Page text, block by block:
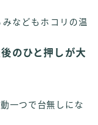
などもホコリの温
のひと押しが大
一つで台無しにな